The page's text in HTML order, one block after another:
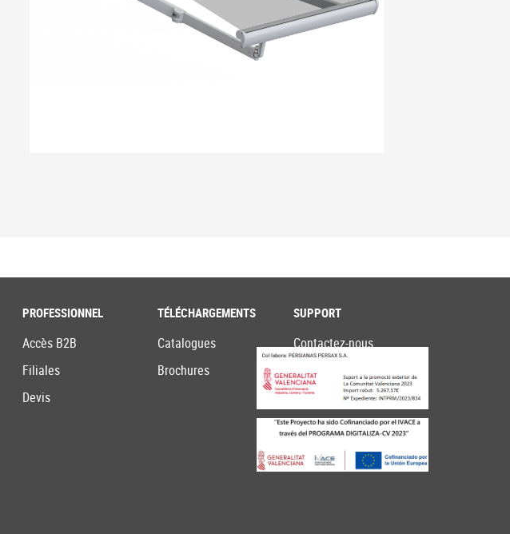
PROFESSIONNEL
Accès B2B
Filiales
Devis
TÉLÉCHARGEMENTS
Catalogues
Brochures
SUPPORT
Contactez-nous